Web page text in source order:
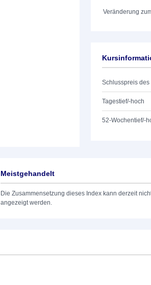
Veränderung
Schlusspreis
Tagestief/-hoch
52-Wochentief/-
Meistgehandelt
Die Zusammensetzung dieses Index kann derzeit
angezeigt werden.